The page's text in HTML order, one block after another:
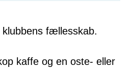
fællesskab.
kaffe og en oste- eller